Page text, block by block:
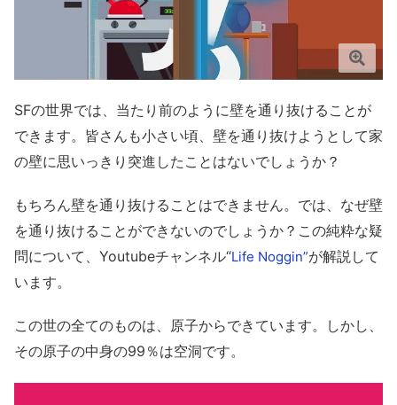
SFの世界では、当たり前のように壁を通り抜けることが
できます。皆さんも小さい頃、壁を通り抜けようとして家
の壁に思いっきり突進したことはないでしょうか？
もちろん壁を通り抜けることはできません。では、なぜ壁
を通り抜けることができないのでしょうか？この純粋な疑
問について、Youtubeチャンネル“Life Noggin”が解説して
います。
この世の全てのものは、原子からできています。しかし、
その原子の中身の99％は空洞です。